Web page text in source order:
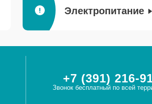
Электропитание
+7 (391) 216-
Звонок бесплатный по всей